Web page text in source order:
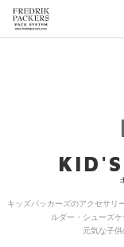
キッズパッカーズのアクセサリ
ルダー・シューズ
元気な子